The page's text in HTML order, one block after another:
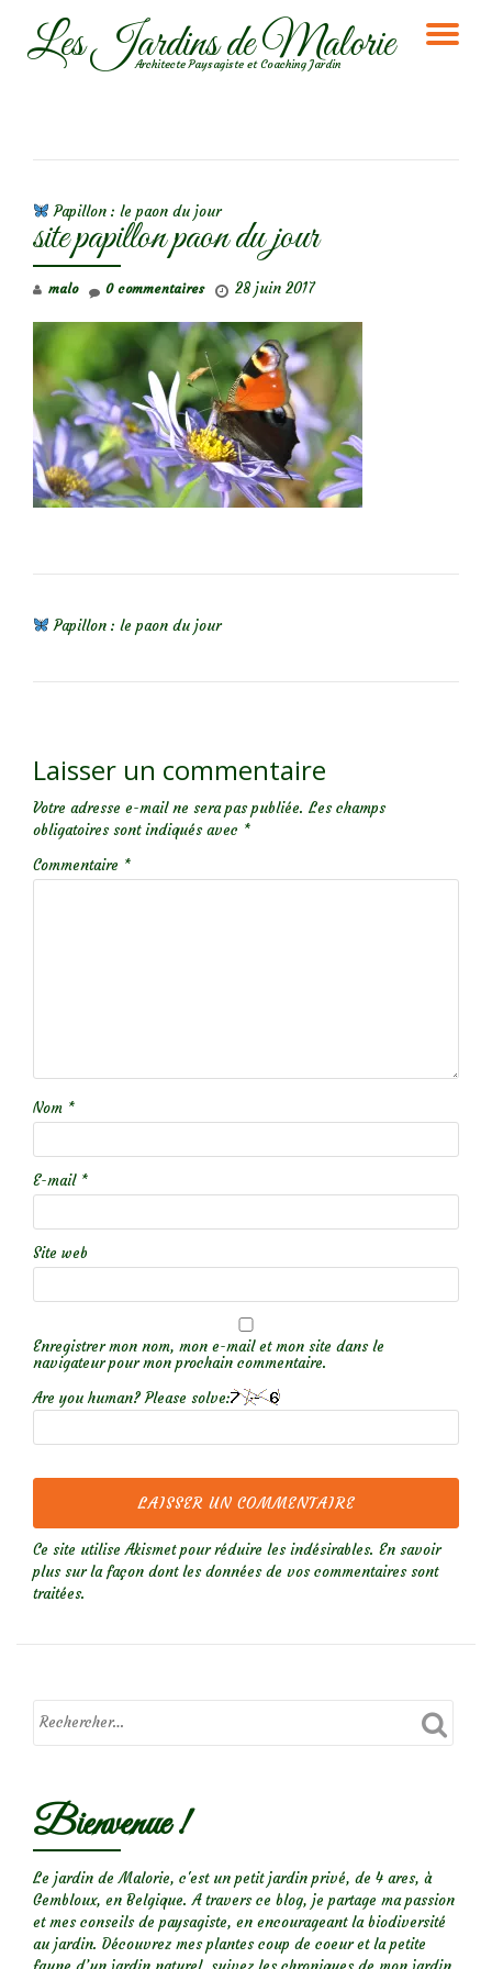
AllerLes Jardins de Malorie
Architecte Paysagiste et Coaching Jardin
Papillon : le paon du jour
site papillon paon du jour
malo 28 juin 2017
0 commentaires
Papillon : le paon du jour
Laisser un commentaire
Votre adresse e-mail ne sera pas publiée. Les champs
obligatoires sont indiqués avec *
Commentaire *
Nom *
E-mail *
Site web
Enregistrer mon nom, mon e-mail et mon site dans le
navigateur pour mon prochain commentaire.
Are you human? Please solve:
Ce site utilise Akismet pour réduire les indésirables. En savoir
plus sur la façon dont les données de vos commentaires sont
traitées.
Bienvenue !
Le jardin de Malorie, c'est un petit jardin privé, de 4 ares, à
Gembloux, en Belgique. A travers ce blog, je partage ma passion
et mes conseils de paysagiste, en encourageant la biodiversité
au jardin. Découvrez mes plantes coup de coeur et la petite